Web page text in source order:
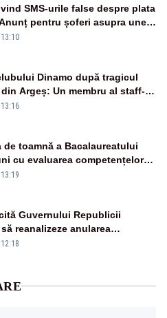
SMS-urile false despre plata
pentru șoferi asupra unei
de fraudă online
Dinamo după tragicul
Argeș: Un membru al staff-
a murit, antrenorul Adrian
de toamnă a Bacalaureatului
cu evaluarea competențelor
română
Guvernului Republicii
reanalizeze anularea
de Ziua Limbii Române